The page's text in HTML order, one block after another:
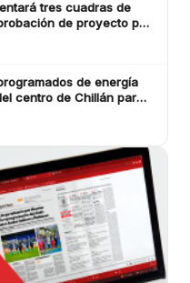
tres cuadras de
de proyecto por
de energía
centro de Chillán para